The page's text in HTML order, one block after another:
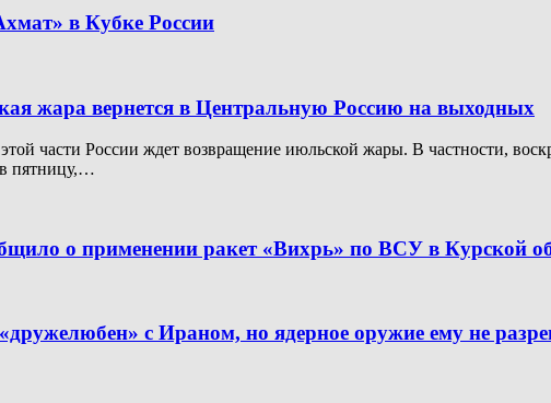
в Кубке России
жара вернется в Центральную Россию на выходных
части России ждет возвращение июльской жары. В частности,
пятницу,…
о применении ракет «Вихрь» по ВСУ в Курской
с Ираном, но ядерное оружие ему не